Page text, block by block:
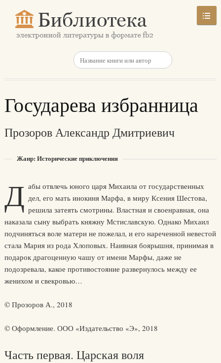
Государева избранница
Прозоров Александр Дмитриевич
Жанр: Исторические приключения
Д абы отвлечь юного царя Михаила от государственных
дел, его мать инокиня Марфа, в миру Ксения Шестова,
решила затеять смотрины. Властная и своенравная, она
наказала сыну выбрать княжну Мстиславскую. Однако Михаил
подчиняться воле матери не пожелал, и его нареченной невестой
стала Мария из рода Хлоповых. Наивная боярышня, принимая в
подарок драгоценную чашу от имени Марфы, даже не
подозревала, какое противостояние развернулось между ее
женихом и свекровью…
© Прозоров А., 2018
© Оформление. ООО «Издательство «Э», 2018
Часть первая. Царская воля